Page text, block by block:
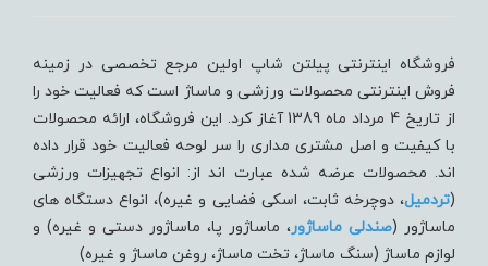
فروشگاه اینترنتی پیلتن شاپ اولین مرجع تخصصی در زمینه
فروش اینترنتی محصولات ورزشی و ماساژ است که فعالیت خود را
از تاریخ 4 مرداد ماه 1389 آغاز کرد. این فروشگاه، ارائه محصولات
با کیفیت و اصل مشتری مداری را سر لوحه فعالیت خود قرار داده
اند. محصولات عرضه شده عبارت اند از: انواع تجهیزات ورزشی
(تردميل، دوچرخه ثابت، اسکی فضایی و غیره)، انواع دستگاه های
ماساژور (صندلی ماساژور، ماساژور پا، ماساژور دستی و غیره) و
لوازم ماساژ (سنگ ماساژ، تخت ماساژ، روغن ماساژ و غیره)